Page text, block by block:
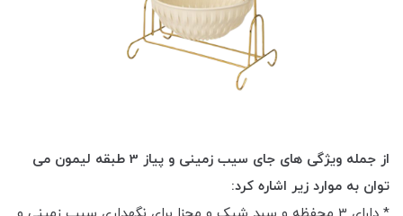
از جمله ویژگی های جای سیب زمینی و پیاز 3 طبقه لیمون می
توان به موارد زیر اشاره کرد: